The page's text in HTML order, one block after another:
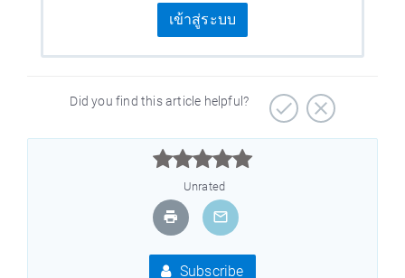
เข้าสู่ระบบ
Did you find this article helpful?



Unrated
Subscribe